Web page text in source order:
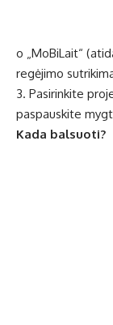
o „MoBiLait“
regėjimo
3. Pasirinkite
paspauskite
Kada balsuoti?